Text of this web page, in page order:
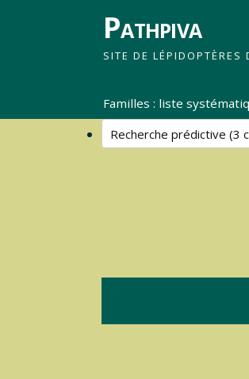
Pathpiva
SITE DE LÉPIDOPTÈRES
Familles : liste